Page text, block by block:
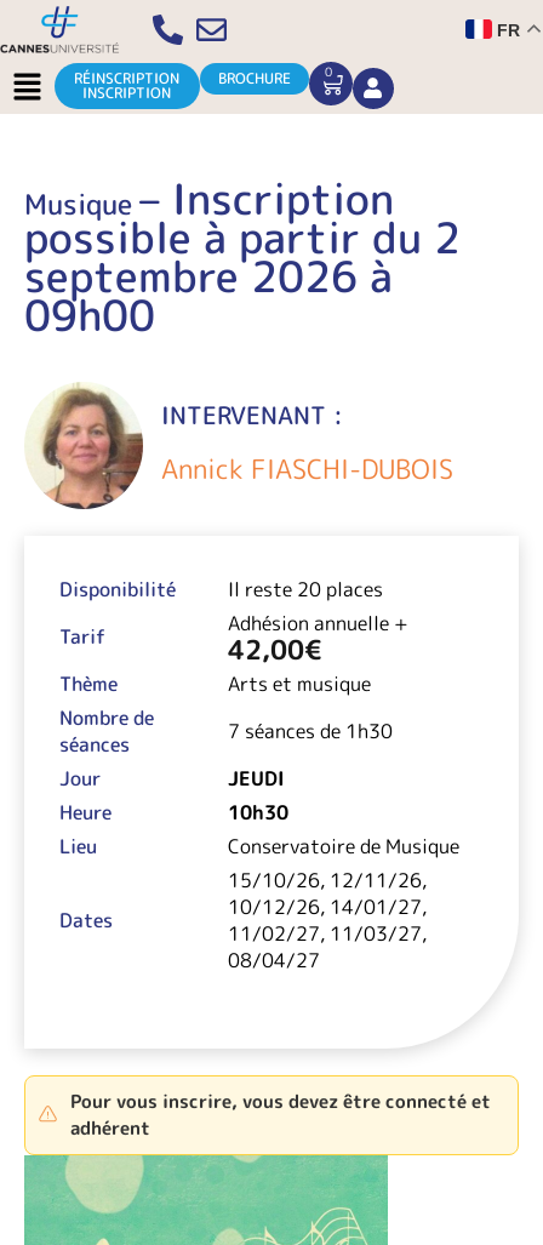
Aller
au
contenu
FR
Menu RÉINSCRIPTION
INSCRIPTION
BROCHURE 0
CART
Musique– Inscription
possible à partir du 2
septembre 2026 à
09h00
INTERVENANT :
Annick FIASCHI-DUBOIS
Disponibilité
Il reste 20 places
Tarif
Adhésion annuelle +
42,00€
Thème
Arts et musique
Nombre de
séances
7 séances de 1h30
Jour
JEUDI
Heure
10h30
Lieu
Conservatoire de Musique
Dates
15/10/26, 12/11/26,
10/12/26, 14/01/27,
11/02/27, 11/03/27,
08/04/27
Pour vous inscrire, vous devez être connecté et
adhérent